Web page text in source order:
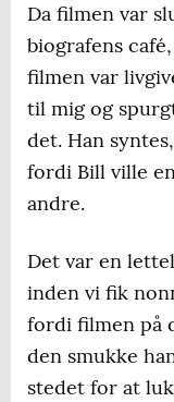
Da filmen var
biografens
filmen var
til mig og
det. Han
fordi Bill ville
andre.
Det var en
inden vi fik
fordi filmen på
den smukke
stedet for at